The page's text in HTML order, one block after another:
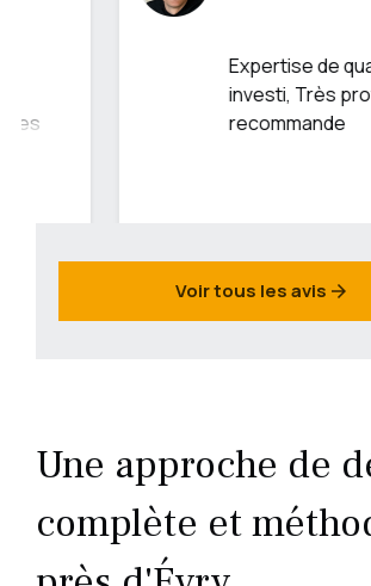
Expertise de qualité,
investi, Très
recommande
Voir tous les avis arrow_forward
Une approche de
complète et